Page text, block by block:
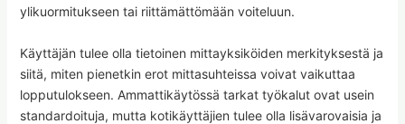
ylikuormitukseen tai riittämättömään voiteluun.
Käyttäjän tulee olla tietoinen mittayksiköiden merkityksestä ja
siitä, miten pienetkin erot mittasuhteissa voivat vaikuttaa
lopputulokseen. Ammattikäytössä tarkat työkalut ovat usein
standardoituja, mutta kotikäyttäjien tulee olla lisävarovaisia ja